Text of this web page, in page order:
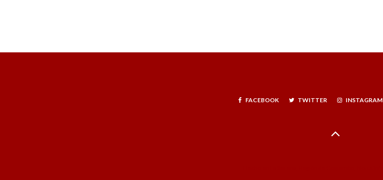
FACEBOOK TWITTER INSTAGRAM